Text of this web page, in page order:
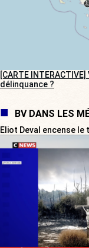
[CARTE
délinquance ?
BV DANS LES
Eliot Deval encense le